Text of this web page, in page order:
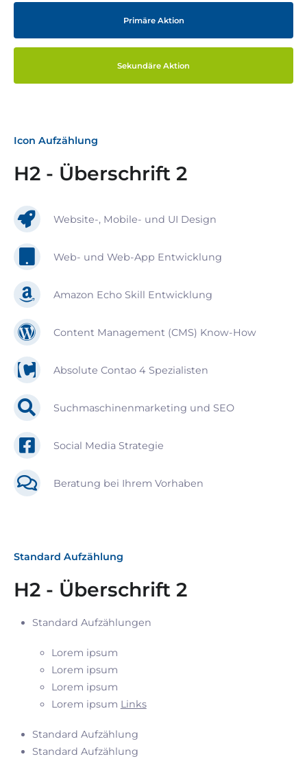
Primäre Aktion
Sekundäre Aktion
Icon Aufzählung
H2 - Überschrift 2
Website-, Mobile- und UI Design
Web- und Web-App Entwicklung
Amazon Echo Skill Entwicklung
Content Management (CMS) Know-How
Absolute Contao 4 Spezialisten
Suchmaschinenmarketing und SEO
Social Media Strategie
Beratung bei Ihrem Vorhaben
Standard Aufzählung
H2 - Überschrift 2
Standard Aufzählungen
Lorem ipsum
Lorem ipsum
Lorem ipsum
Lorem ipsum Links
Standard Aufzählung
Standard Aufzählung